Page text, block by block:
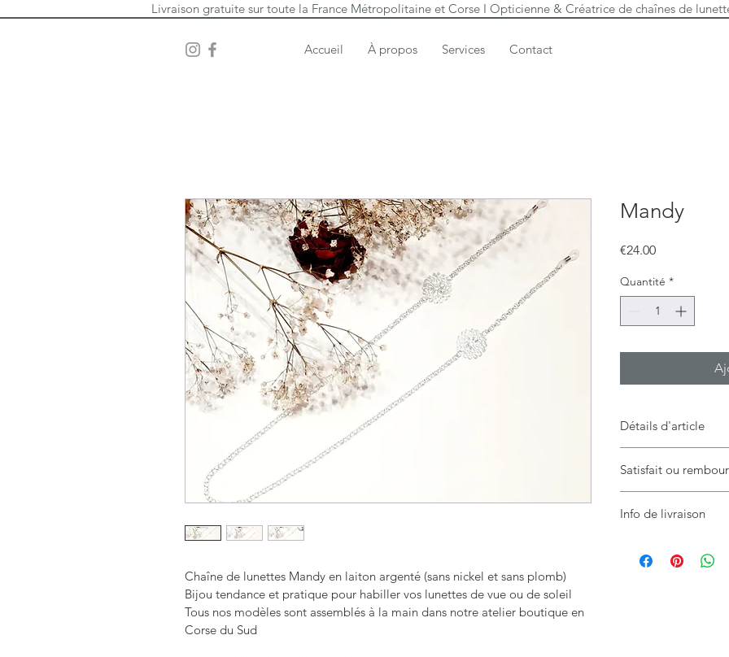
Livraison gratuite sur toute la France Métropolitaine et Corse I Opticienne & Créatrice de chaînes de
Accueil À propos Services Contact
Chaîne de lunettes Mandy en laiton argenté (sans nickel et sans plomb)
Bijou tendance et pratique pour habiller vos lunettes de vue ou de soleil
Tous nos modèles sont assemblés à la main dans notre atelier boutique en
Corse du Sud
Mandy
€24.00Prix
Quantité *
Détails d'article
nickel et sans plomb)
Bijou tendance et
Tous nos modèles
Satisfait ou
Info de livraison